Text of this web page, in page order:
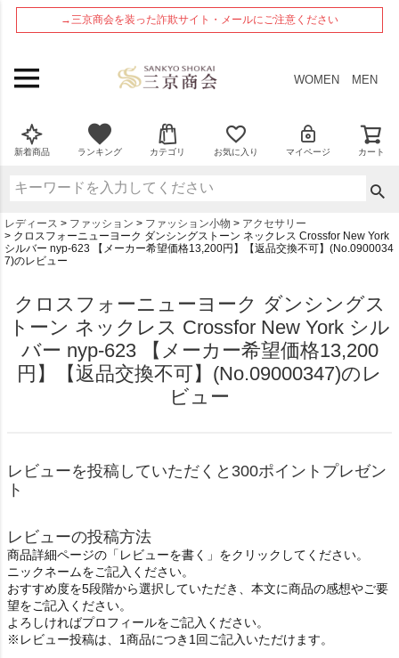
→三京商会を装った詐欺サイト・メールにご注意ください
WOMEN MEN
新着商品 ランキング カテゴリ お気に入り マイページ カート
レディース ファッション ファッション小物
アクセサリー
クロスフォーニューヨーク ダンシングストーン ネックレス Crossfor New York
シルバー nyp-623 【メーカー希望価格13,200円】【返品交換不可】(No.0900034
7)のレビュー
クロスフォーニューヨーク ダンシングス
トーン ネックレス Crossfor New York シル
バー nyp-623 【メーカー希望価格13,200
円】【返品交換不可】(No.09000347)のレ
ビュー
レビューを投稿していただくと300ポイントプレゼン
ト
レビューの投稿方法
商品詳細ページの「レビューを書く」をクリックしてください。
ニックネームをご記入ください。
おすすめ度を5段階から選択していただき、本文に商品の感想やご要
望をご記入ください。
よろしければプロフィールをご記入ください。
※レビュー投稿は、1商品につき1回ご記入いただけます。
ペー